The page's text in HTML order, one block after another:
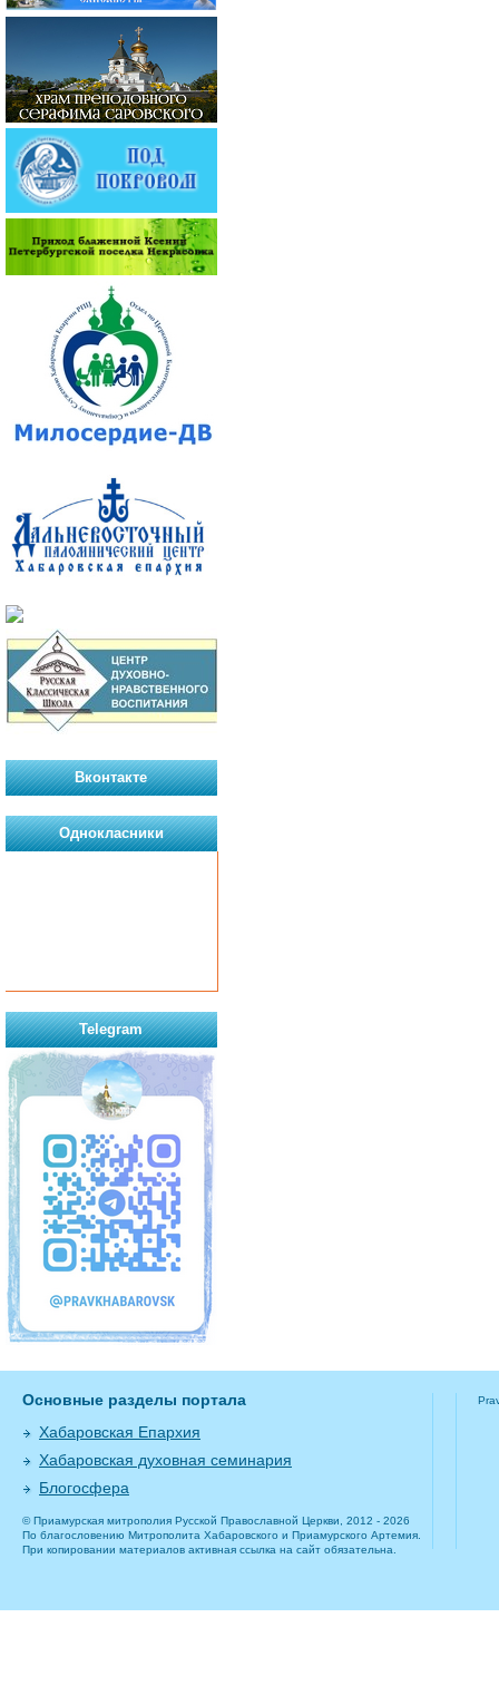
Вконтакте
Однокласники
Telegram
Основные разделы портала
Хабаровская Епархия
Хабаровская духовная семинария
Блогосфера
© Приамурская митрополия Русской Православной Церкви, 2012 - 2026
По благословению Митрополита Хабаровского и Приамурского Артемия.
При копировании материалов активная ссылка на сайт обязательна.